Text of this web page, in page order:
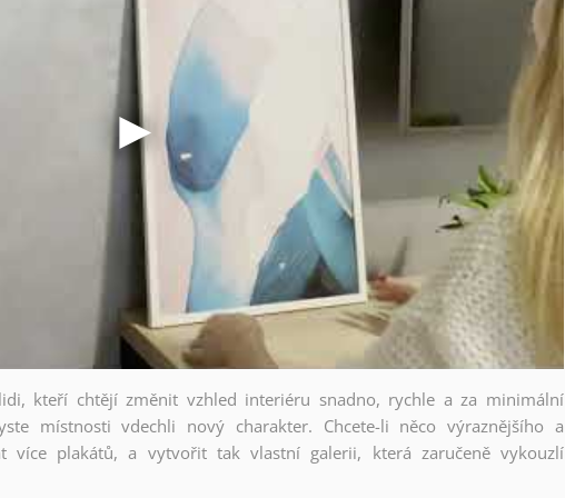
kteří chtějí změnit vzhled interiéru snadno, rychle a za minimální
místnosti vdechli nový charakter. Chcete-li něco výraznějšího a
více plakátů, a vytvořit tak vlastní galerii, která zaručeně vykouzlí